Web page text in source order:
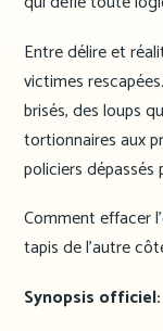
Entre délire et
victimes
brisés, des loups
tortionnaires aux
policiers dépassés
Comment effacer
tapis de l’autre
Synopsis officiel: